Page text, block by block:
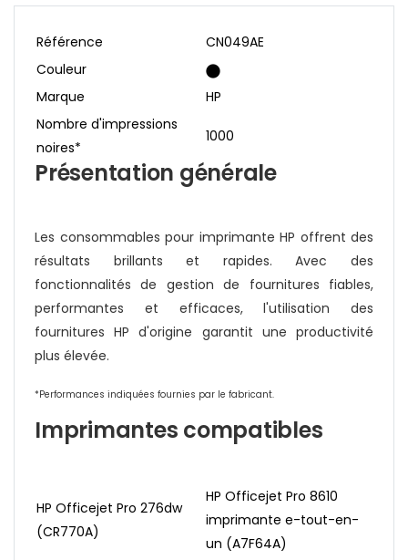
Référence
CN049AE
Couleur
Marque
HP
Nombre d'impressions
noires*
1000
Présentation générale
Les consommables pour imprimante HP offrent des
résultats brillants et rapides. Avec des
fonctionnalités de gestion de fournitures fiables,
performantes et efficaces, l'utilisation des
fournitures HP d'origine garantit une productivité
plus élevée.
*Performances indiquées fournies par le fabricant.
Imprimantes compatibles
HP Officejet Pro 276dw
(CR770A)
HP Officejet Pro 8610
imprimante e-tout-en-
un (A7F64A)